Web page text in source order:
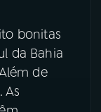
bonitas
da Bahia
de
As